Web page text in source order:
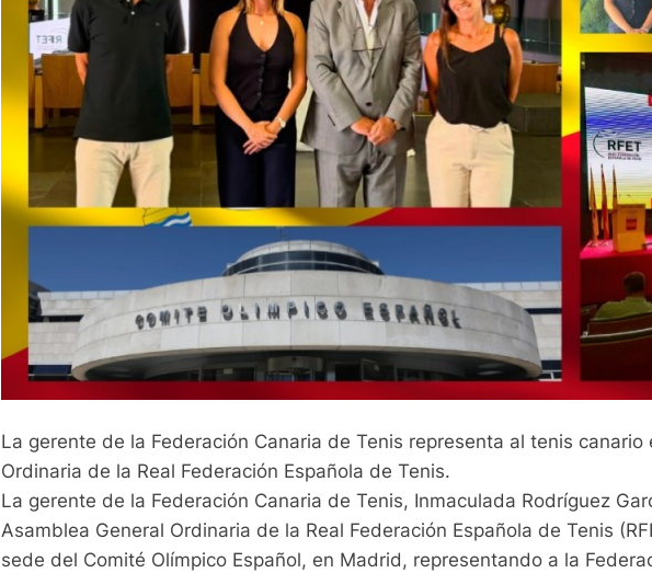
La gerente de la Federación Canaria de Tenis representa al tenis canario
Ordinaria de la Real Federación Española de Tenis.
La gerente de la Federación Canaria de Tenis, Inmaculada Rodríguez
Asamblea General Ordinaria de la Real Federación Española de Tenis
sede del Comité Olímpico Español, en Madrid, representando a la